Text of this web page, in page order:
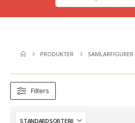
PRODUKTER SAMLARFIGURER
Filters